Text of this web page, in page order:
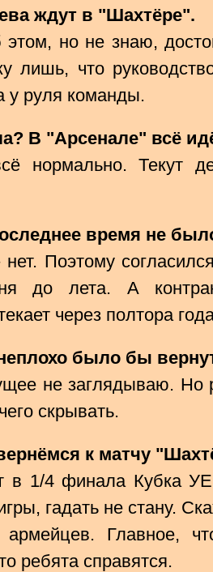
ждут в "Шахтёре".
но не знаю,
лишь, что
у руля команды.
В "Арсенале" всё
нормально. Текут
время не
Поэтому
до лета. А
через полтора
было бы
не заглядываю. Но
скрывать.
к матчу
1/4 финала Кубка
гадать не стану.
армейцев. Главное,
ребята справятся.